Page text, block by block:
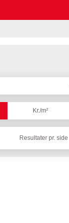
Kr./m²
Resultater pr. side